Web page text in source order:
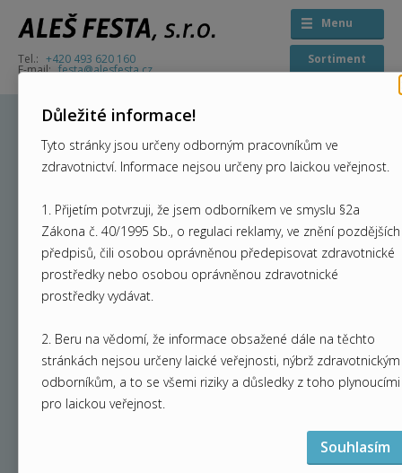
rentgenu v Trutnově
Instalace intraorálního rentgenu Planmeca ProX v
Trutnově.
+420 493 620 160
festa@alesfesta.cz
Sortiment
Menu
Důležité informace!
Tyto stránky jsou určeny odborným pracovníkům ve
zdravotnictví. Informace nejsou určeny pro laickou veřejnost.
1. Přijetím potvrzuji, že jsem odborníkem ve smyslu §2a
Zákona č. 40/1995 Sb., o regulaci reklamy, ve znění pozdějších
předpisů, čili osobou oprávněnou předepisovat zdravotnické
prostředky nebo osobou oprávněnou zdravotnické
prostředky vydávat.
2. Beru na vědomí, že informace obsažené dále na těchto
stránkách nejsou určeny laické veřejnosti, nýbrž zdravotnickým
odborníkům, a to se všemi riziky a důsledky z toho plynoucími
pro laickou veřejnost.
Souhlasím